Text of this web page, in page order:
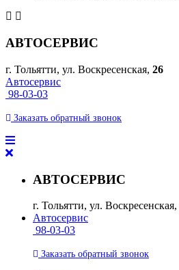
АВТОСЕРВИС
г. Тольятти, ул. Воскресенская, 26
Автосервис
98-03-03
Заказать обратный звонок
АВТОСЕРВИС
г. Тольятти, ул. Воскресенская,
Автосервис
98-03-03
Заказать обратный звонок